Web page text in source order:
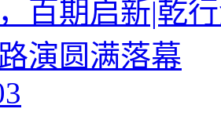
百期启新|乾
演圆满落幕